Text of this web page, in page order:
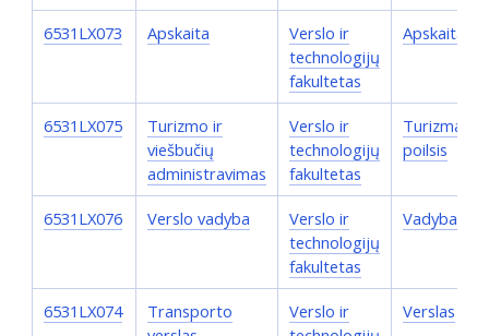
6531LX073 Apskaita
Verslo ir
technologijų
fakultetas
Apskaita
6531LX075
Turizmo ir
viešbučių
administravimas
Verslo ir
technologijų
fakultetas
Turizmas ir
poilsis
6531LX076 Verslo vadyba
Verslo ir
technologijų
fakultetas
Vadyba
6531LX074
Transporto
Verslo ir
Verslas